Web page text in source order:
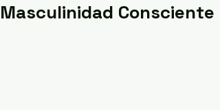
Masculinidad Consciente